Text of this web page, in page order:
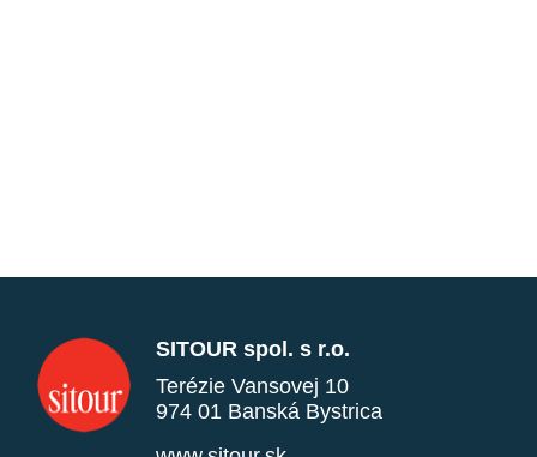
SITOUR spol. s r.o.
Terézie Vansovej 10
974 01 Banská Bystrica